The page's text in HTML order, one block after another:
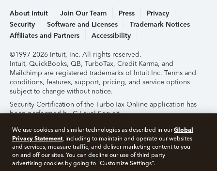
About Intuit Join Our Team Press
Privacy
Security
Software and Licenses
Trademark Notices
Affiliates and Partners
Accessibility
©1997-2026 Intuit, Inc. All rights reserved.
Intuit, QuickBooks, QB, TurboTax, Credit Karma, and
Mailchimp are registered trademarks of Intuit Inc. Terms and
conditions, features, support, pricing, and service options
subject to change without notice.
Security Certification of the TurboTax Online application has
been performed by C-Level Security.
By accessing and using this page you agree to the
Terms of
Use.
About Cookies Manage Cookies
We use cookies and similar technologies as described in ourGlobal
Privacy Statement, including to maintain and operate our websites
and services, measure traffic, and deliver marketing content to you
on and off our sites. You can decline our use of third party
advertising cookies by going to "Customize Settings".